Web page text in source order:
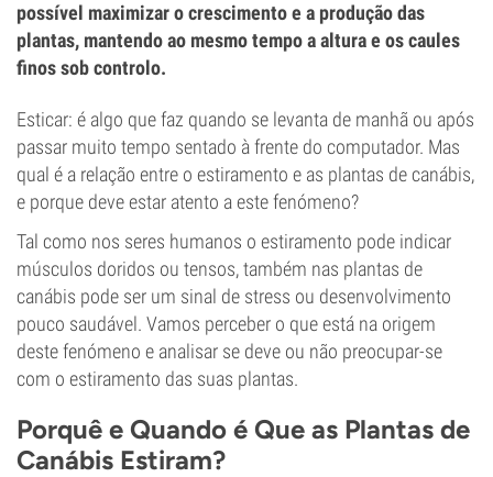
possível maximizar o crescimento e a produção das
plantas, mantendo ao mesmo tempo a altura e os caules
finos sob controlo.
Esticar: é algo que faz quando se levanta de manhã ou após
passar muito tempo sentado à frente do computador. Mas
qual é a relação entre o estiramento e as plantas de canábis,
e porque deve estar atento a este fenómeno?
Tal como nos seres humanos o estiramento pode indicar
músculos doridos ou tensos, também nas plantas de
canábis pode ser um sinal de stress ou desenvolvimento
pouco saudável. Vamos perceber o que está na origem
deste fenómeno e analisar se deve ou não preocupar-se
com o estiramento das suas plantas.
Porquê e Quando é Que as Plantas de
Canábis Estiram?